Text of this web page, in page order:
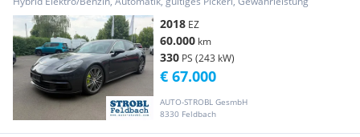
2018 EZ
60.000 km
330 PS (243 kW)
AUTO-STROBL GesmbH
8330 Feldbach
€ 67.000